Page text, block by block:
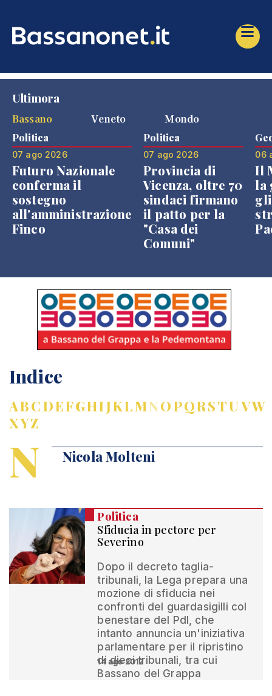
Ultimora
Bassano
Veneto Mondo
Politica
07 ago 2026
Futuro Nazionale
conferma il
sostegno
all'amministrazione
Finco
Politica
07 ago 2026
Provincia di
Vicenza, oltre 70
sindaci firmano
il patto per la
"Casa dei
Comuni"
06
Il
la
Indice
ABCDEFGHIJKLMNOPQRSTUVW
XYZ
N Nicola Molteni
Politica
Sfiducia in pectore per
Severino
Dopo il decreto taglia-
tribunali, la Lega prepara una
mozione di sfiducia nei
confronti del guardasigilli col
benestare del Pdl, che
intanto annuncia un'iniziativa
parlamentare per il ripristino
di dieci tribunali, tra cui
Bassano del Grappa
14 ago 2012